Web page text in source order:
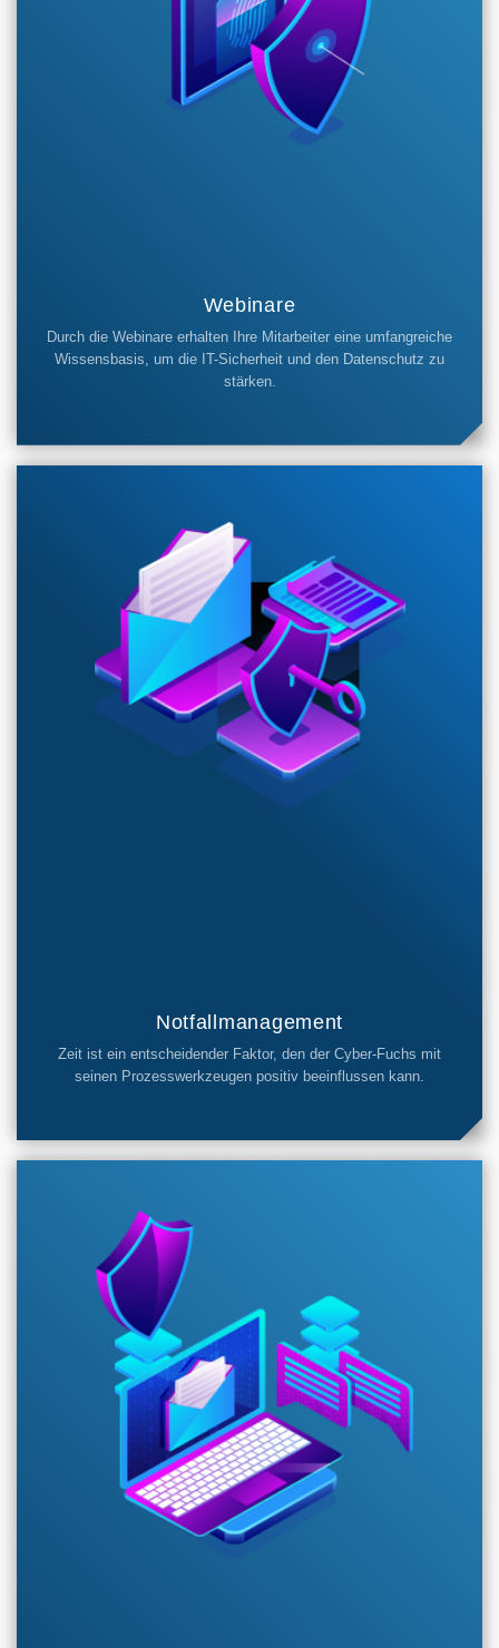
Webinare
Durch die Webinare erhalten Ihre Mitarbeiter eine umfangreiche
Wissensbasis, um die IT-Sicherheit und den Datenschutz zu
stärken.
Notfallmanagement
Zeit ist ein entscheidender Faktor, den der Cyber-Fuchs mit
seinen Prozesswerkzeugen positiv beeinflussen kann.